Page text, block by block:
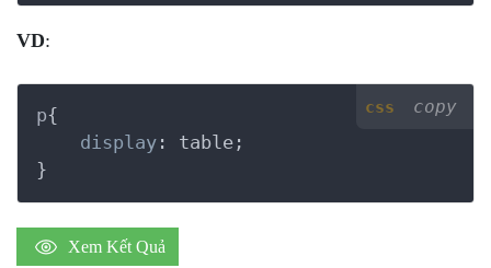
VD:
css copy
p{
display: table
}
Xem Kết Quả